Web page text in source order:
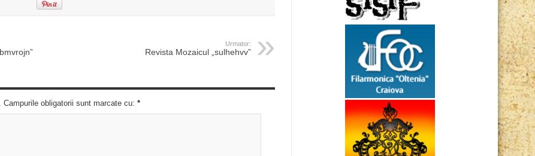
Urmator:
Revista Mozaicul „sulhehvv”
obligatorii sunt marcate cu: *